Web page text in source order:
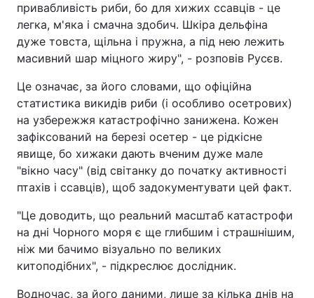
привабливість риби, бо для хижих ссавців - це
легка, м'яка і смачна здобич. Шкіра дельфіна
дуже товста, щільна і пружна, а під нею лежить
масивний шар міцного жиру", - розповів Русєв.
Це означає, за його словами, що офіційна
статистика викидів риби (і особливо осетрових)
на узбережжя катастрофічно занижена. Кожен
зафіксований на березі осетер - це рідкісне
явище, бо хижаки дають вченим дуже мале
"вікно часу" (від світанку до початку активності
птахів і ссавців), щоб задокументувати цей факт.
"Це доводить, що реальний масштаб катастрофи
на дні Чорного моря є ще глибшим і страшнішим,
ніж ми бачимо візуально по великих
китоподібних", - підкреслює дослідник.
Водночас, за його даними, лише за кілька днів на